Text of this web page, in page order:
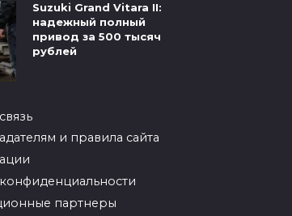
Suzuki Grand Vitara II:
надежный полный
привод за 500 тысяч
рублей
и правила сайта
партнеры